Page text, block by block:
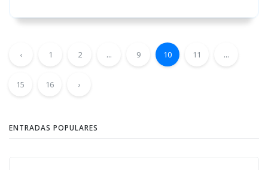
‹ 1 2 ... 9 10 11 ...
15 16 ›
ENTRADAS POPULARES